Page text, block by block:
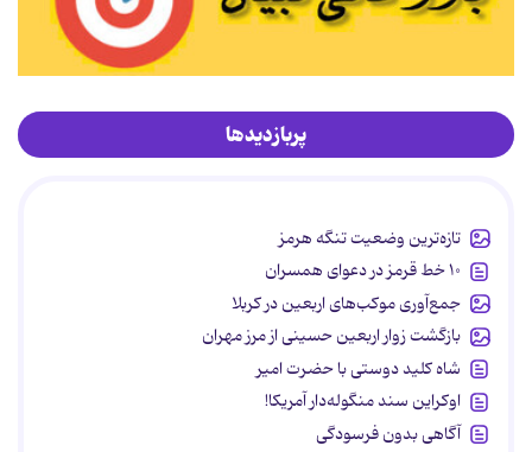
پربازدیدها
تازه‌ترین وضعیت تنگه هرمز
۱۰ خط قرمز در دعوای همسران
جمع‌آوری موکب‌های اربعین در کربلا
بازگشت زوار اربعین حسینی از مرز مهران
شاه کلید دوستی با حضرت امیر
اوکراین سند منگوله‌دار آمریکا!
آگاهی بدون فرسودگی